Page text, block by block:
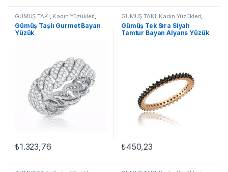
GÜMÜŞ TAKI, Kadın Yüzükleri,
Tamtur Yüzükler,
Gümüş Taşlı Gurmet Bayan
Yüzük
₺1.323,76
Bu ürünün birden fazla varyasyonu var. Seçenekler ürün
GÜMÜŞ TAKI, Kadın Yüzükleri,
Tamtur Yüzükler Yüzük
Gümüş Tek Sıra Siyah
Tamtur Bayan Alyans Yüzük
₺450,23